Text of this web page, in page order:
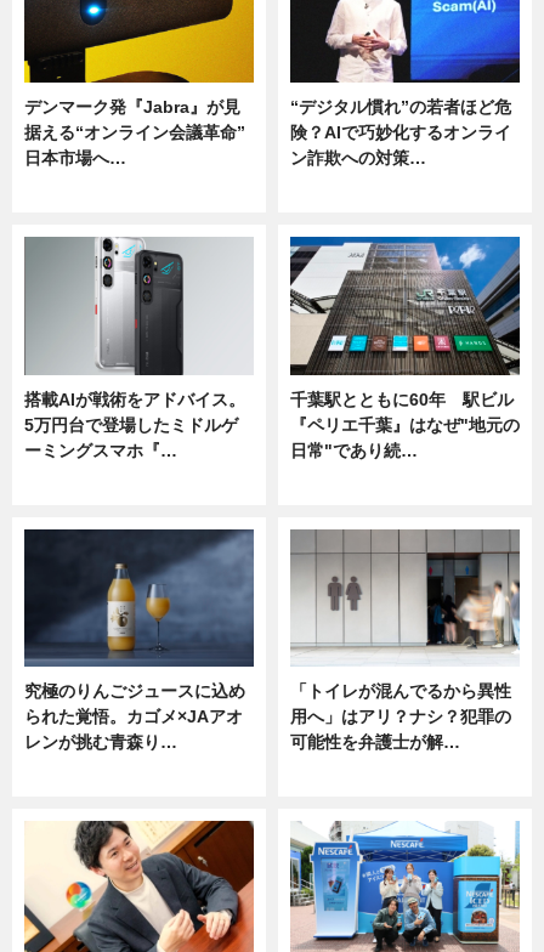
デンマーク発『Jabra』が見
据える“オンライン会議革命”
日本市場へ…
“デジタル慣れ”の若者ほど危
険？AIで巧妙化するオンライ
ン詐欺への対策…
搭載AIが戦術をアドバイス。
5万円台で登場したミドルゲ
ーミングスマホ『…
千葉駅とともに60年 駅ビル
『ペリエ千葉』はなぜ"地元の
日常"であり続…
究極のりんごジュースに込め
られた覚悟。カゴメ×JAアオ
レンが挑む青森り…
「トイレが混んでるから異性
用へ」はアリ？ナシ？犯罪の
可能性を弁護士が解…